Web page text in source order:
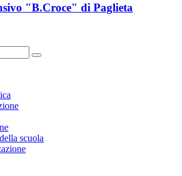
"B.Croce" di Paglieta
scuola